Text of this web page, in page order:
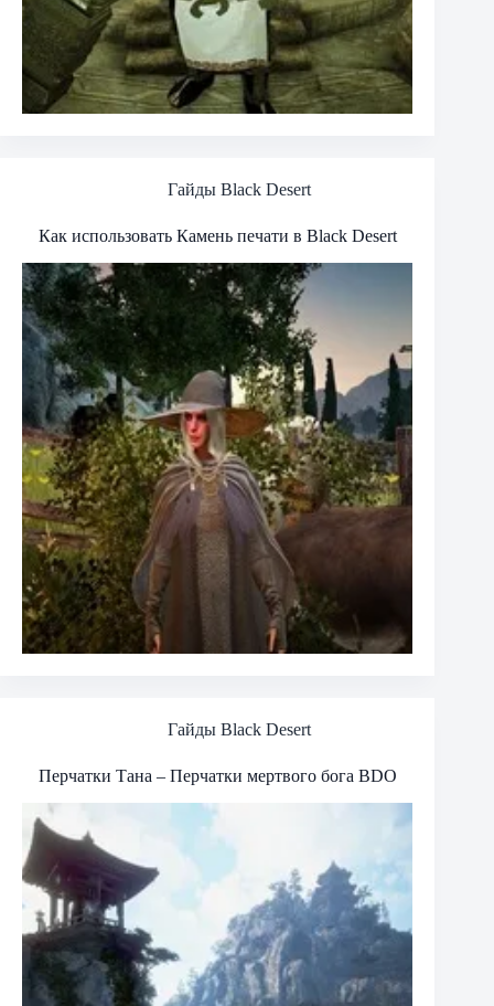
Гайды Black Desert
Как использовать Камень печати в Black Desert
Гайды Black Desert
Перчатки Тана – Перчатки мертвого бога BDO